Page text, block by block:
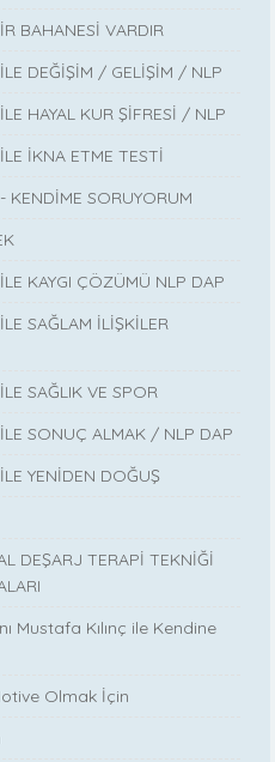
BAHANESİ VARDIR
DEĞİŞİM / GELİŞİM / NLP
HAYAL KUR ŞİFRESİ / NLP
İKNA ETME TESTİ
KENDİME SORUYORUM
KAYGI ÇÖZÜMÜ NLP DAP
SAĞLAM İLİŞKİLER
SAĞLIK VE SPOR
SONUÇ ALMAK / NLP DAP
YENİDEN DOĞUŞ
DEŞARJ TERAPİ TEKNİĞİ
Mustafa Kılınç ile Kendine
Olmak İçin